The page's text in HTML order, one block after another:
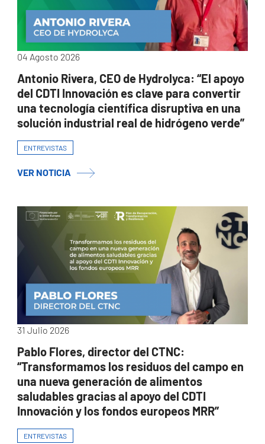
04 Agosto 2026
Antonio Rivera, CEO de Hydrolyca: “El apoyo
del CDTI Innovación es clave para convertir
una tecnología científica disruptiva en una
solución industrial real de hidrógeno verde”
ENTREVISTAS
VER NOTICIA
31 Julio 2026
Pablo Flores, director del CTNC:
“Transformamos los residuos del campo en
una nueva generación de alimentos
saludables gracias al apoyo del CDTI
Innovación y los fondos europeos MRR”
ENTREVISTAS